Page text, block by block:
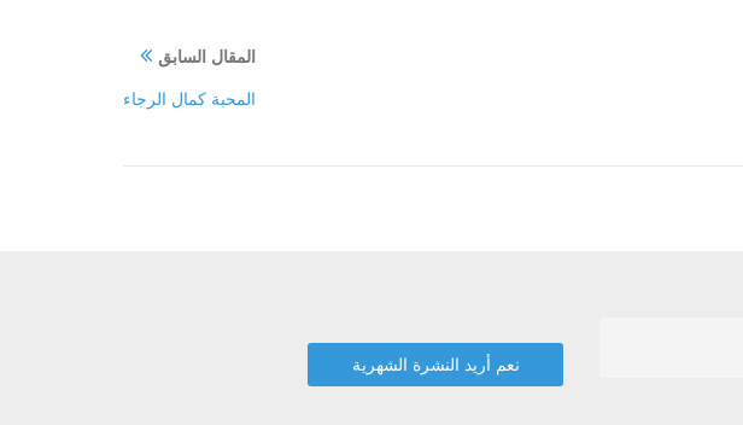
المقال السابق
المحبة كمال الرجاء